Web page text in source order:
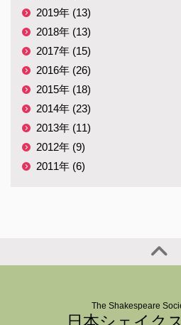
2019年 (13)
2018年 (13)
2017年 (15)
2016年 (26)
2015年 (18)
2014年 (23)
2013年 (11)
2012年 (9)
2011年 (6)
The Shakespeare